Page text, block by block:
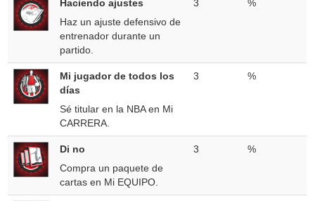
Haciendo ajustes
Haz un ajuste defensivo de
entrenador durante un
partido.
3 %
Mi jugador de todos los
días
Sé titular en la NBA en Mi
CARRERA.
3 %
Di no
Compra un paquete de
cartas en Mi EQUIPO.
3 %